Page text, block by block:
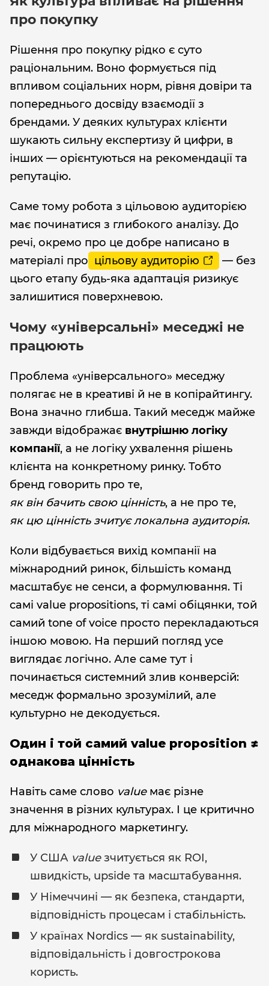
про покупку
Рішення про покупку рідко є суто
раціональним. Воно формується під
впливом соціальних норм, рівня довіри та
попереднього досвіду взаємодії з
брендами. У деяких культурах клієнти
шукають сильну експертизу й цифри, в
інших — орієнтуються на рекомендації та
репутацію.
Саме тому робота з цільовою аудиторією
має починатися з глибокого аналізу. До
речі, окремо про це добре написано в
матеріалі про цільову аудиторію
— без
цього етапу будь-яка адаптація ризикує
залишитися поверхневою.
Чому «універсальні» меседжі не
працюють
Проблема «універсального» меседжу
полягає не в креативі й не в копірайтингу.
Вона значно глибша. Такий меседж майже
завжди відображає внутрішню логіку
компанії, а не логіку ухвалення рішень
клієнта на конкретному ринку. Тобто
бренд говорить про те,
як він бачить свою цінність, а не про те,
як цю цінність зчитує локальна аудиторія.
Коли відбувається вихід компанії на
міжнародний ринок, більшість команд
масштабує не сенси, а формулювання. Ті
самі value propositions, ті самі обіцянки, той
самий tone of voice просто перекладаються
іншою мовою. На перший погляд усе
виглядає логічно. Але саме тут і
починається системний злив конверсій:
меседж формально зрозумілий, але
культурно не декодується.
Один і той самий value proposition ≠
однакова цінність
Навіть саме слово valueмає різне
значення в різних культурах. І це критично
для міжнародного маркетингу.
У США valueзчитується як ROI,
швидкість, upside та масштабування.
У Німеччині — як безпека, стандарти,
відповідність процесам і стабільність.
У країнах Nordics — як sustainability,
відповідальність і довгострокова
користь.